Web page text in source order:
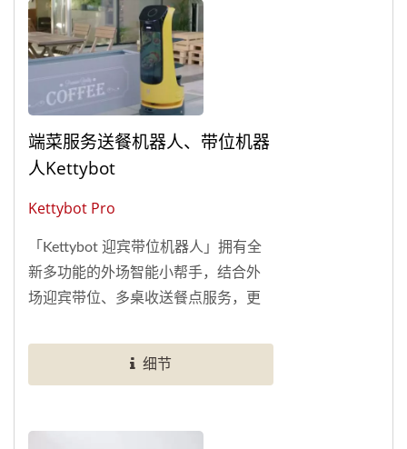
端菜服务送餐机器人、带位机器
人Kettybot
Kettybot Pro
「Kettybot 迎宾带位机器人」拥有全
新多功能的外场智能小帮手，结合外
场迎宾带位、多桌收送餐点服务，更
功能，3D自动定位与导航，大幅度降
低餐厅外场的人力负担，同时服务过
细节